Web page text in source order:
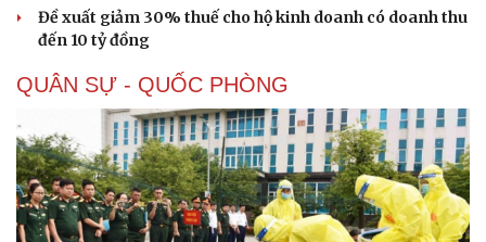
Dinh dưỡng - món ngon
Cây thuốc
Sản phụ khoa
Nhi khoa
Làm đẹp - giảm cân
Phòng mạch online
Ăn sạch sống khỏe
Nhà đẹp
Đề xuất giảm 30% thuế cho hộ kinh doanh có doanh thu
đến 10 tỷ đồng
QUÂN SỰ - QUỐC PHÒNG